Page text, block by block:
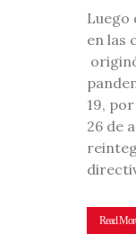
Luego
en las
19,
26 de
Read